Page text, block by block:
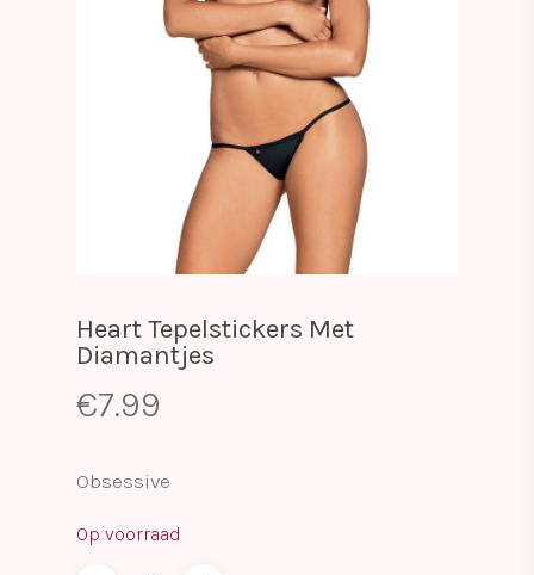
Heart Tepelstickers Met
Diamantjes
€7.99
Obsessive
Op voorraad